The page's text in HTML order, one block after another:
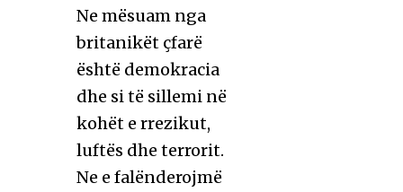
Ne mësuam nga
britanikët çfarë
është demokracia
dhe si të sillemi në
kohët e rrezikut,
luftës dhe terrorit.
Ne e falënderojmë